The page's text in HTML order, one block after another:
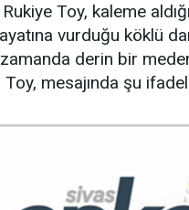
Toy, kaleme
vurduğu köklü
zamanda derin bir
mesajında şu